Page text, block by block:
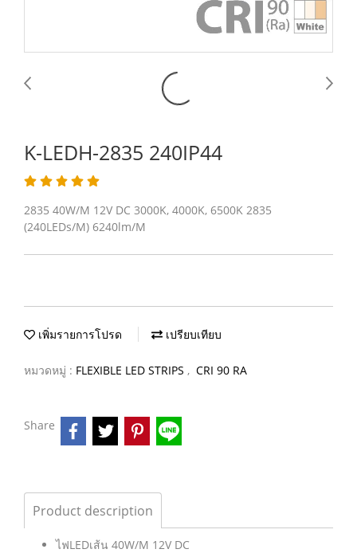
K-LEDH-2835 240IP44
2835 40W/M 12V DC 3000K, 4000K, 6500K 2835
(240LEDs/M) 6240lm/M
เพิ่มรายการโปรด เปรียบเทียบ
หมวดหมู่ : FLEXIBLE LED STRIPS , CRI 90 RA
Share
Product description
ไฟLEDเส้น 40W/M 12V DC